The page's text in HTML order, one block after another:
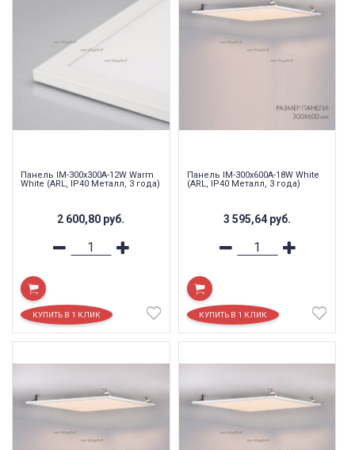
Панель IM-300x300A-12W Warm
White (ARL, IP40 Металл, 3 года)
2 600,80 руб.
Панель IM-300x600A-18W White
(ARL, IP40 Металл, 3 года)
3 595,64 руб.